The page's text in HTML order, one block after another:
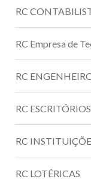
RC
RC Empresa de
RC
RC ESCRITÓRIOS
RC
RC LOTÉRICAS